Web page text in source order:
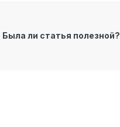
Была ли статья полезной?